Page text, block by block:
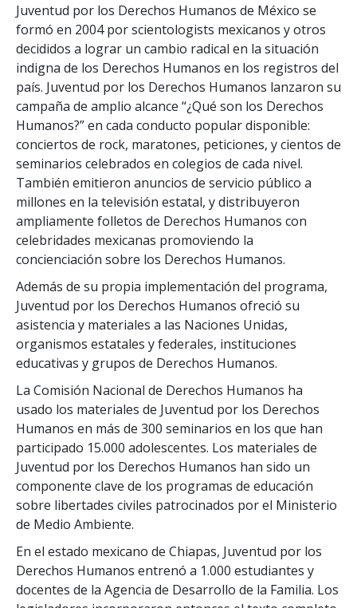
Juventud por los Derechos Humanos de México se
formó en 2004 por scientologists mexicanos y otros
decididos a lograr un cambio radical en la situación
indigna de los Derechos Humanos en los registros del
país. Juventud por los Derechos Humanos lanzaron su
campaña de amplio alcance “¿Qué son los Derechos
Humanos?” en cada conducto popular disponible:
conciertos de rock, maratones, peticiones, y cientos de
seminarios celebrados en colegios de cada nivel.
También emitieron anuncios de servicio público a
millones en la televisión estatal, y distribuyeron
ampliamente folletos de Derechos Humanos con
celebridades mexicanas promoviendo la
concienciación sobre los Derechos Humanos.
Además de su propia implementación del programa,
Juventud por los Derechos Humanos ofreció su
asistencia y materiales a las Naciones Unidas,
organismos estatales y federales, instituciones
educativas y grupos de Derechos Humanos.
La Comisión Nacional de Derechos Humanos ha
usado los materiales de Juventud por los Derechos
Humanos en más de 300 seminarios en los que han
participado 15.000 adolescentes. Los materiales de
Juventud por los Derechos Humanos han sido un
componente clave de los programas de educación
sobre libertades civiles patrocinados por el Ministerio
de Medio Ambiente.
En el estado mexicano de Chiapas, Juventud por los
Derechos Humanos entrenó a 1.000 estudiantes y
docentes de la Agencia de Desarrollo de la Familia. Los